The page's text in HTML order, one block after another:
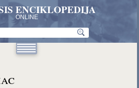
ENCIKLOPEDIJA
ONLINE